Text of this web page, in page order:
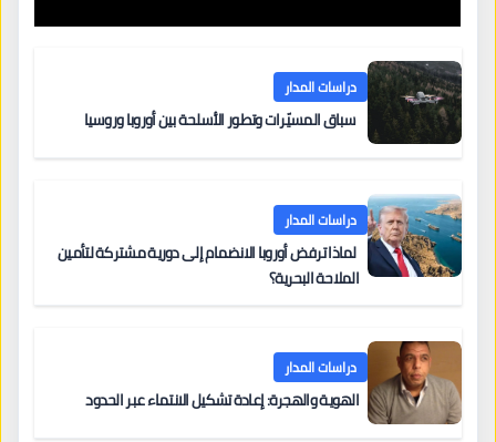
دراسات المدار
سباق المسيّرات وتطور الأسلحة بين أوروبا وروسيا
دراسات المدار
لماذا ترفض أوروبا الانضمام إلى دورية مشتركة لتأمين
الملاحة البحرية؟
دراسات المدار
الهوية والهجرة: إعادة تشكيل الانتماء عبر الحدود